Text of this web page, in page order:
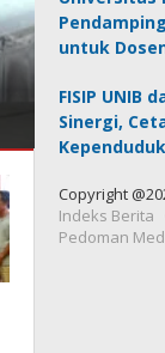
untuk
FISIP UNIB
Sinergi,
Copyright
Indeks Berita
Pedoman